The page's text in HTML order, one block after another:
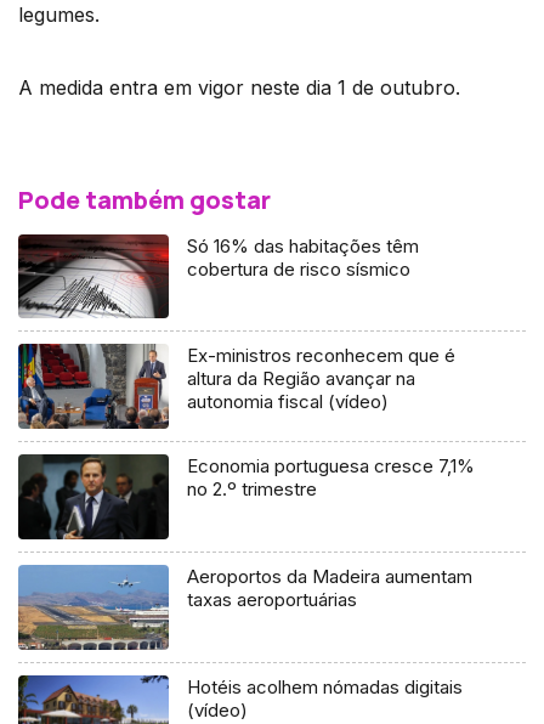
legumes.
A medida entra em vigor neste dia 1 de outubro.
Pode também gostar
Só 16% das habitações têm
cobertura de risco sísmico
Ex-ministros reconhecem que é
altura da Região avançar na
autonomia fiscal (vídeo)
Economia portuguesa cresce 7,1%
no 2.º trimestre
Aeroportos da Madeira aumentam
taxas aeroportuárias
Hotéis acolhem nómadas digitais
(vídeo)